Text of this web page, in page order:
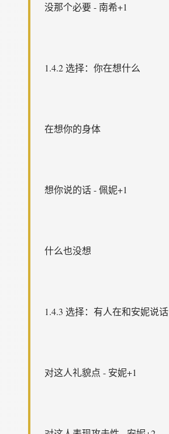
没那个必要 - 南希+1
1.4.2 选择：你在想什么
在想你的身体
想你说的话 - 佩妮+1
什么也没想
1.4.3 选择：有人在和安妮说话
对这人礼貌点 - 安妮+1